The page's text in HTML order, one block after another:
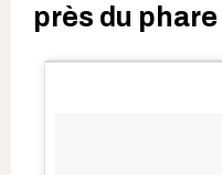
près du